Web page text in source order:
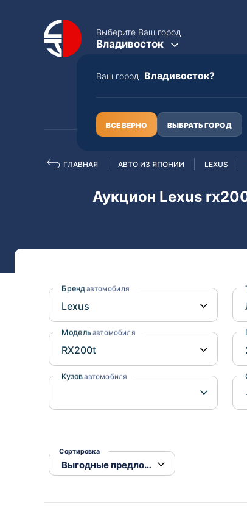
Выберите Ваш город
Владивосток
Ваш город Владивосток?
ВСЕ ВЕРНО ВЫБРАТЬ ГОРОД
Полная пошлина
Nissan
Suzuki
Subaru
ГЛАВНАЯ АВТО ИЗ ЯПОНИИ LEXUS
Аукцион Lexus
Бренд автомобиля
Модельавтомобиля
Кузовавтомобиля
Сортировка